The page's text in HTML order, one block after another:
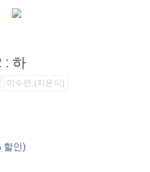
: 하
이수연 (지은이)
할인)